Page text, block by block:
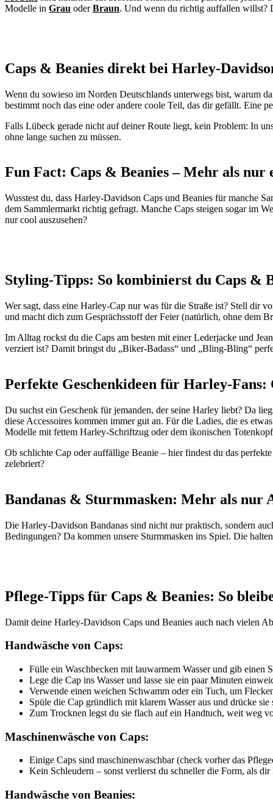
Modelle in Grau oderBraun. Und wenn du richtig auffallen willst?
Caps & Beanies direkt bei Harley-
Wenn du sowieso im Norden Deutschlands unterwegs bist, warum
bestimmt noch das eine oder andere coole Teil, das dir gefällt. Eine
Falls Lübeck gerade nicht auf deiner Route liegt, kein Problem: In
ohne lange suchen zu müssen.
Fun Fact: Caps & Beanies – Mehr als nur
Wusstest du, dass Harley-Davidson Caps und Beanies für manche
dem Sammlermarkt richtig gefragt. Manche Caps steigen sogar im
nur cool auszusehen?
Styling-Tipps: So kombinierst du Caps &
Wer sagt, dass eine Harley-Cap nur was für die Straße ist? Stell dir
und macht dich zum Gesprächsstoff der Feier (natürlich, ohne dem
Im Alltag rockst du die Caps am besten mit einer Lederjacke und
verziert ist? Damit bringst du „Biker-Badass“ und „Bling-Bling“
Perfekte Geschenkideen für Harley-Fans:
Du suchst ein Geschenk für jemanden, der seine Harley liebt? Da
diese Accessoires kommen immer gut an. Für die Ladies, die es
Modelle mit fettem Harley-Schriftzug oder dem ikonischen
Ob schlichte Cap oder auffällige Beanie – hier findest du das
zelebriert?
Bandanas & Sturmmasken: Mehr als nur
Die Harley-Davidson Bandanas sind nicht nur praktisch, sondern
Bedingungen? Da kommen unsere Sturmmasken ins Spiel. Die
Pflege-Tipps für Caps & Beanies: So
Damit deine Harley-Davidson Caps und Beanies auch nach vielen
Handwäsche von Caps:
Fülle ein Waschbecken mit lauwarmem Wasser und gib einen
Lege die Cap ins Wasser und lasse sie ein paar Minuten
Verwende einen weichen Schwamm oder ein Tuch, um
Spüle die Cap gründlich mit klarem Wasser aus und drücke
Zum Trocknen legst du sie flach auf ein Handtuch, weit weg
Maschinenwäsche von Caps:
Einige Caps sind maschinenwaschbar (check vorher das
Kein Schleudern – sonst verlierst du schneller die Form, als dir
Handwäsche von Beanies: